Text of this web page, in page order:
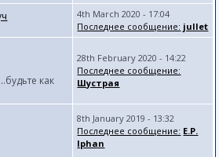
4th March 2020 - 17:04
Последнее сообщение: jullet
как
28th February 2020 - 14:22
Последнее сообщение:
Шустрая
8th January 2019 - 13:32
Последнее сообщение: E.P.
Iphan